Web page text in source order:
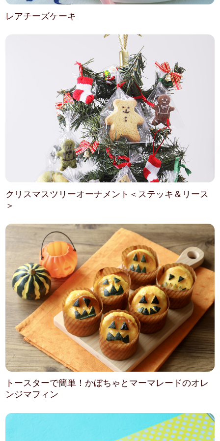
レアチーズケーキ
クリスマスツリーオーナメント＜ステッキ＆リース
＞
トースターで簡単！かぼちゃとマーマレードのオレ
ンジマフィン